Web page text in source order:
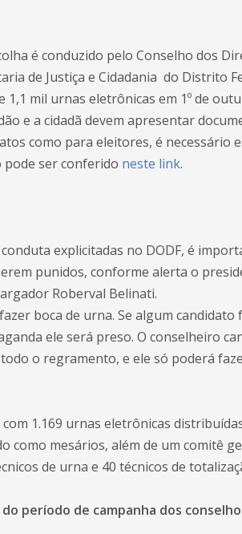
é conduzido pelo Conselho dos
de Justiça e Cidadania do Distrito
1,1 mil urnas eletrônicas em 1º de
e a cidadã devem apresentar
como para eleitores, é necessário
pode ser conferido neste link.
explicitadas no DODF, é
punidos, conforme alerta o
Roberval Belinati.
boca de urna. Se algum
ele será preso. O conselheiro
o regramento, e ele só poderá
1.169 urnas eletrônicas
como mesários, além de um comitê
de urna e 40 técnicos de
período de campanha dos